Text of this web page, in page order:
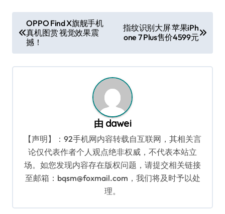
章
导
航
OPPO Find X旗舰手机
真机图赏 视觉效果震
撼！
指纹识别大屏 苹果iPh
one 7 Plus售价4599元
由 dawei
【声明】：92手机网内容转载自互联网，其相关言
论仅代表作者个人观点绝非权威，不代表本站立
场。如您发现内容存在版权问题，请提交相关链接
至邮箱：bqsm@foxmail.com，我们将及时予以处
理。